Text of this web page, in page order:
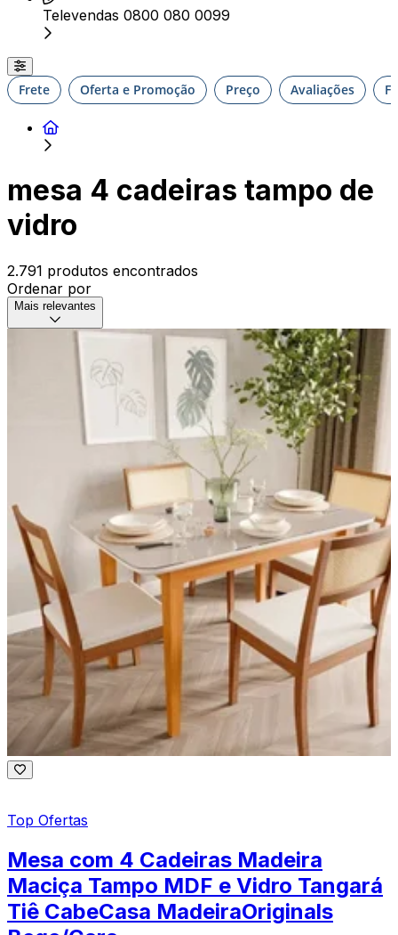
Televendas 0800 080 0099
Frete Oferta e Promoção Preço Avaliações
mesa 4 cadeiras tampo de
vidro
2.791 produtos encontrados
Ordenar por
Mais relevantes
Top Ofertas
Mesa com 4 Cadeiras Madeira
Maciça Tampo MDF e Vidro Tangará
Tiê CabeCasa MadeiraOriginals